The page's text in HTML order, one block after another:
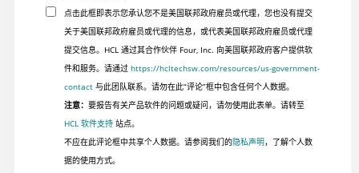
点击此框即表示您承认您不是美国联邦政府雇员或代理，您也没有提交
关于美国联邦政府雇员或代理的信息，或代表美国联邦政府雇员或代理
提交信息。HCL 通过其合作伙伴 Four, Inc. 向美国联邦政府客户提供软
件和服务。请通过 https://hcltechsw.com/resources/us-government-
contact与此团队联系。请勿在此“评论”框中包含任何个人数据。
注意： 要报告有关产品软件的问题或疑问，请勿使用此表单。请转至
HCL 软件支持站点。
不应在此评论框中共享个人数据。请参阅我们的隐私声明，了解个人数
据的使用方式。